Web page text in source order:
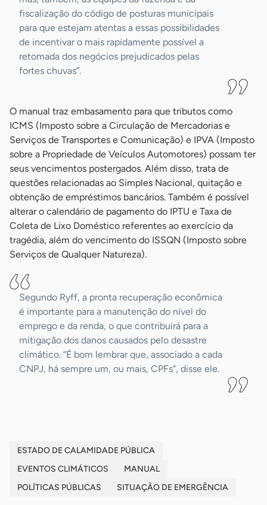
fiscalização do código de posturas municipais
para que estejam atentas a essas possibilidades
de incentivar o mais rapidamente possível a
retomada dos negócios prejudicados pelas
fortes chuvas”.
O manual traz embasamento para que tributos como
ICMS (Imposto sobre a Circulação de Mercadorias e
Serviços de Transportes e Comunicação) e IPVA (Imposto
sobre a Propriedade de Veículos Automotores) possam ter
seus vencimentos postergados. Além disso, trata de
questões relacionadas ao Simples Nacional, quitação e
obtenção de empréstimos bancários. Também é possível
alterar o calendário de pagamento do IPTU e Taxa de
Coleta de Lixo Doméstico referentes ao exercício da
tragédia, além do vencimento do ISSQN (Imposto sobre
Serviços de Qualquer Natureza).
Segundo Ryff, a pronta recuperação econômica
é importante para a manutenção do nível do
emprego e da renda, o que contribuirá para a
mitigação dos danos causados pelo desastre
climático. “É bom lembrar que, associado a cada
CNPJ, há sempre um, ou mais, CPFs”, disse ele.
ESTADO DE CALAMIDADE PÚBLICA
EVENTOS CLIMÁTICOS
MANUAL
POLÍTICAS PÚBLICAS
SITUAÇÃO DE EMERGÊNCIA